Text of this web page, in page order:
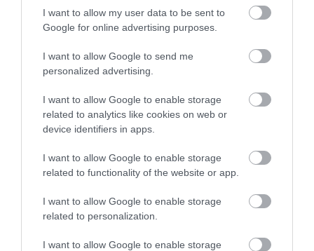
I want to allow my user data to be sent to
Google for online advertising purposes.
I want to allow Google to send me
personalized advertising.
I want to allow Google to enable storage
related to analytics like cookies on web or
device identifiers in apps.
I want to allow Google to enable storage
related to functionality of the website or app.
I want to allow Google to enable storage
related to personalization.
I want to allow Google to enable storage